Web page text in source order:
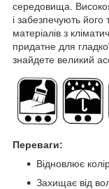
середовища.
і забезпечують його
матеріалів з
придатне для
знайдете великий
Переваги:
Відновлює
Захищає від